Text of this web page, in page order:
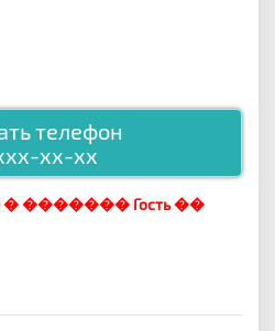
телефон
xx-xx
Гость ��